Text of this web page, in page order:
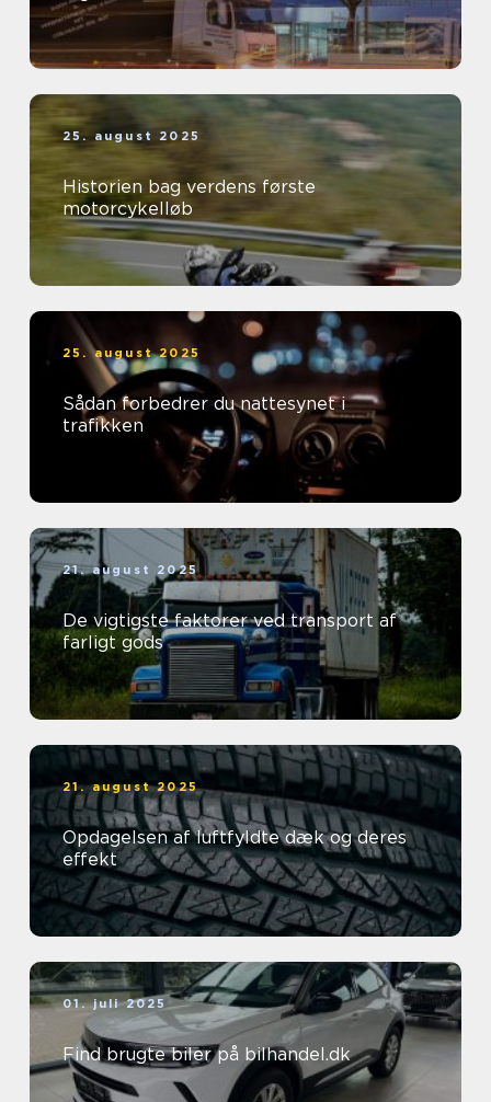
25. august 2025
Historien bag verdens første
motorcykelløb
25. august 2025
Sådan forbedrer du nattesynet i
trafikken
21. august 2025
De vigtigste faktorer ved transport af
farligt gods
21. august 2025
Opdagelsen af luftfyldte dæk og deres
effekt
01. juli 2025
Find brugte biler på bilhandel.dk